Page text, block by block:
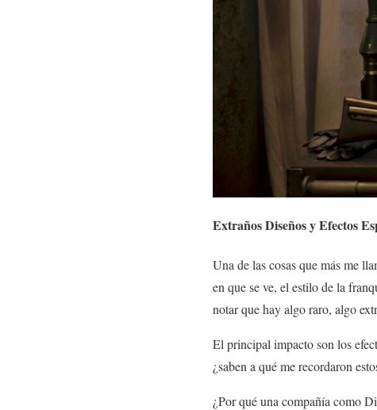
Extraños Diseños y Efectos
Una de las cosas que más me
en que se ve, el estilo de la
notar que hay algo raro, algo
El principal impacto son los
¿saben a qué me recordaron
¿Por qué una compañía como